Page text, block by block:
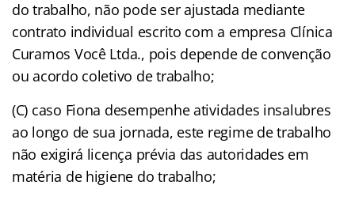
do trabalho, não pode ser ajustada mediante
contrato individual escrito com a empresa Clínica
Curamos Você Ltda., pois depende de convenção
ou acordo coletivo de trabalho;
(C) caso Fiona desempenhe atividades insalubres
ao longo de sua jornada, este regime de trabalho
não exigirá licença prévia das autoridades em
matéria de higiene do trabalho;